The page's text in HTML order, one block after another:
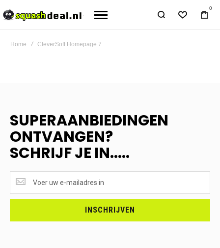
0
Home CleverSoft Homepage 7
SUPERAANBIEDINGEN
ONTVANGEN?
SCHRIJF JE IN.....
ONTVANGEN?
<br>SCHRIJF
INSCHRIJVEN